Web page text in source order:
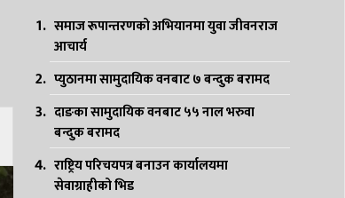
समाज रूपान्तरणको अभियानमा युवा जीवनराज
आचार्य
प्युठानमा सामुदायिक वनबाट ७ बन्दुक बरामद
दाङका सामुदायिक वनबाट ५५ नाल भरुवा
बन्दुक बरामद
राष्ट्रिय परिचयपत्र बनाउन कार्यालयमा
सेवाग्राहीको भिड